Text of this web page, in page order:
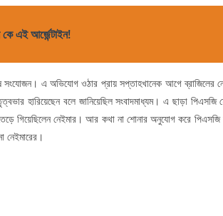
কে এই আর্জেন্টাইন!
সংযোজন। এ অভিযোগ ওঠার প্রায় সপ্তাহখানেক আগে ব্রাজিলের
হারিয়েছেন বলে জানিয়েছিল সংবাদমাধ্যম। এ ছাড়া পিএসজি
গিয়েছিলেন নেইমার। আর কথা না শোনার অনুযোগ করে পিএসজি
নেইমারের।